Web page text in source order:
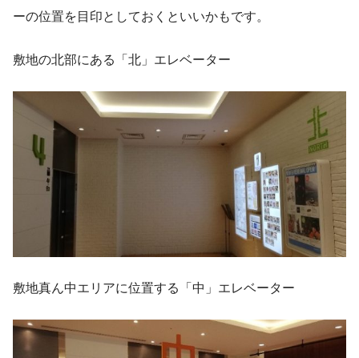
ーの位置を目印としておくといいかもです。
敷地の北部にある「北」エレベーター
敷地真ん中エリアに位置する「中」エレベーター